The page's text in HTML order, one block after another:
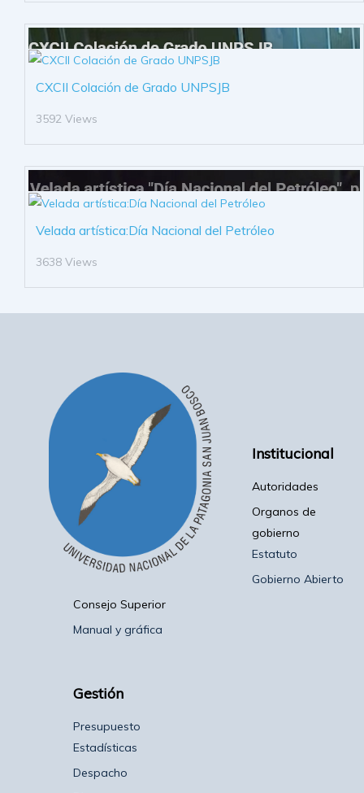
CXCII Colación de Grado UNPSJB
3592 Views
Velada artística:Día Nacional del Petróleo
3638 Views
Institucional
Autoridades
Organos de
gobierno
Estatuto
Gobierno Abierto
Consejo Superior
Manual y gráfica
Gestión
Presupuesto
Estadísticas
Despacho